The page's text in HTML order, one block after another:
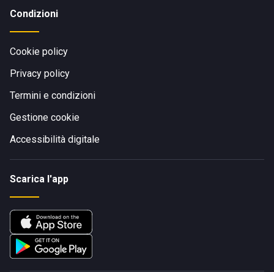
Condizioni
Cookie policy
Privacy policy
Termini e condizioni
Gestione cookie
Accessibilità digitale
Scarica l'app